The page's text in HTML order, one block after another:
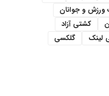
ورزش و جوانان
کشتی آزاد
لینک
گلکسی